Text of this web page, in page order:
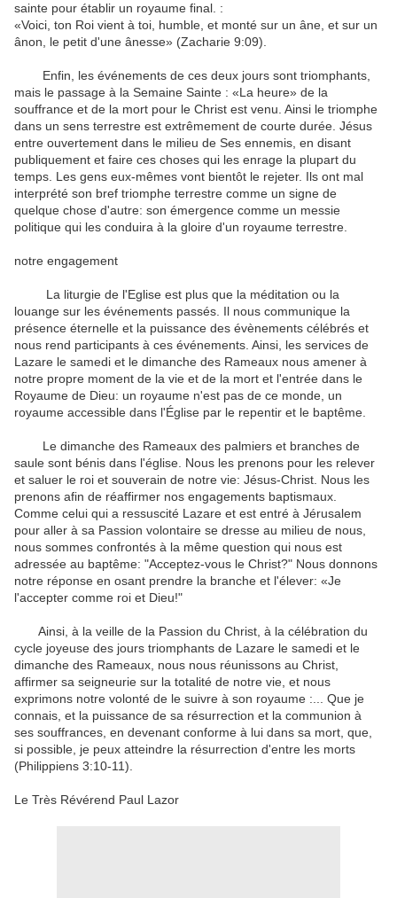
sainte pour établir un royaume final :
«Voici, ton Roi vient à toi, humble et monté sur un âne et sur ​​un
ânon, le petit d'une ânesse» (Zacharie 9:09)
Enfin les événements de ces deux jours sont triomphants
mais le passage à la Semaine Sainte : «La heure» de la
souffrance et de la mort pour le Christ est venu Ainsi le triomphe
dans un sens terrestre est extrêmement de courte durée. Jésus
entre ouvertement dans le milieu de Ses ennemis , en disant
publiquement et faire ces choses qui les enrage la plupart du
temps. Les gens eux-mêmes vont bientôt le rejeter. Ils ont mal
interprété son bref triomphe terrestre comme un signe de
quelque chose d'autre: son émergence comme un messie
politique qui les conduira à la gloire d'un royaume terrestre
notre engagement
La liturgie de l'Eglise est plus que la méditation ou la
louange sur les événements passés Il nous communique la
présence éternelle et la puissance des évènements célébrés et
nous rend participants à ces événements. Ainsi, les services de
Lazare le samedi et le dimanche des Rameaux nous amener à
notre propre moment de la vie et de la mort et l'entrée dans le
Royaume de Dieu: un royaume n'est pas de ce monde un
royaume accessible dans l'Église par le repentir et le baptême
Le dimanche des Rameaux des palmiers et branches de
saule sont bénis dans l'église Nous les prenons pour les relever
et saluer le roi et souverain de notre vie: Jésus-Christ Nous les
prenons afin de réaffirmer nos engagements baptismaux
Comme celui qui a ressuscité Lazare et est entré à Jérusalem
pour aller à sa Passion volontaire se dresse au milieu de nous
nous sommes confrontés à la même question qui nous est
adressée au baptême: "Acceptez-vous le Christ?" Nous donnons
notre réponse en osant prendre la branche et l'élever: «Je
l'accepter comme roi et Dieu!"
Ainsi à la veille de la Passion du Christ à la célébration du
cycle joyeuse des jours triomphants de Lazare le samedi et le
dimanche des Rameaux nous nous réunissons au Christ
affirmer sa seigneurie sur la totalité de notre vie et nous
exprimons notre volonté de le suivre à son royaume :
Que je
connais, et la puissance de sa résurrection et la communion à
ses souffrances, en devenant conforme à lui dans sa mort que
si possible, je peux atteindre la résurrection d'entre les morts
(Philippiens 3:10-11)
Le Très Révérend Paul Lazor